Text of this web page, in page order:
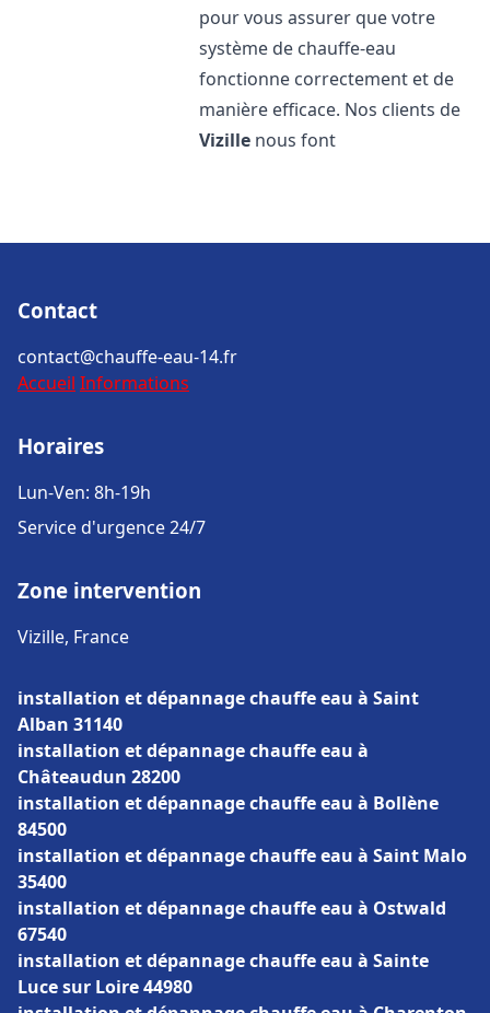
pour vous assurer que votre
système de chauffe-eau
fonctionne correctement et de
manière efficace. Nos clients de
Vizille nous font
Contact
contact@chauffe-eau-14.fr
Accueil Informations
Horaires
Lun-Ven: 8h-19h
Service d'urgence 24/7
Zone intervention
Vizille, France
installation et dépannage chauffe eau à Saint
Alban 31140
installation et dépannage chauffe eau à
Châteaudun 28200
installation et dépannage chauffe eau à Bollène
84500
installation et dépannage chauffe eau à Saint Malo
35400
installation et dépannage chauffe eau à Ostwald
67540
installation et dépannage chauffe eau à Sainte
Luce sur Loire 44980